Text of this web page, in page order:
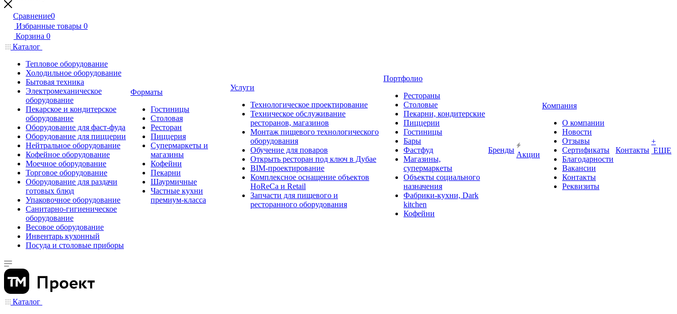
Сравнение0
Избранные товары 0
Корзина 0
Каталог
Тепловое оборудование
Холодильное оборудование
Бытовая техника
Электромеханическое
оборудование
Пекарское и кондитерское
оборудование
Оборудование для фаст-фуда
Оборудование для пиццерии
Нейтральное оборудование
Кофейное оборудование
Моечное оборудование
Торговое оборудование
Оборудование для раздачи
готовых блюд
Упаковочное оборудование
Санитарно-гигиеническое
оборудование
Весовое оборудование
Инвентарь кухонный
Посуда и столовые приборы
Форматы
Гостиницы
Столовая
Ресторан
Пиццерия
Супермаркеты и
магазины
Кофейни
Пекарни
Шаурмичные
Частные кухни
премиум-класса
Услуги
Технологическое проектирование
Техническое обслуживание
ресторанов, магазинов
Монтаж пищевого технологического
оборудования
Обучение для поваров
Открыть ресторан под ключ в Дубае
BIM-проектирование
Комплексное оснащение объектов
HoReCa и Retail
Запчасти для пищевого и
ресторанного оборудования
Портфолио
Рестораны
Столовые
Пекарни, кондитерские
Пиццерии
Гостиницы
Бары
Фастфуд
Магазины,
супермаркеты
Объекты социального
назначения
Фабрики-кухни, Dark
kitchen
Кофейни
Бренды
Акции
Компания
О компании
Новости
Отзывы
Сертификаты
Благодарности
Вакансии
Контакты
Реквизиты
Контакты
+
ЕЩЕ
Каталог